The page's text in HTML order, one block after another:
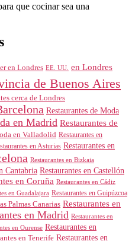
que cocinar sea una
en Londres EE. UU. en Londres
de Buenos Aires
cerca de Londres
Restaurantes de Moda
en Madrid Restaurantes de
en Valladolid Restaurantes en
en Asturias Restaurantes en
Restaurantes en Bizkaia
Cantabria Restaurantes en Castellón
en Coruña Restaurantes en Cádiz
en Guadalajara Restaurantes en Guipúzcoa
Palmas Canarias Restaurantes en
en Madrid Restaurantes en
en Ourense Restaurantes en
en Tenerife Restaurantes en